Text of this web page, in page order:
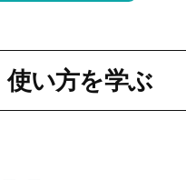
い方を学ぶ